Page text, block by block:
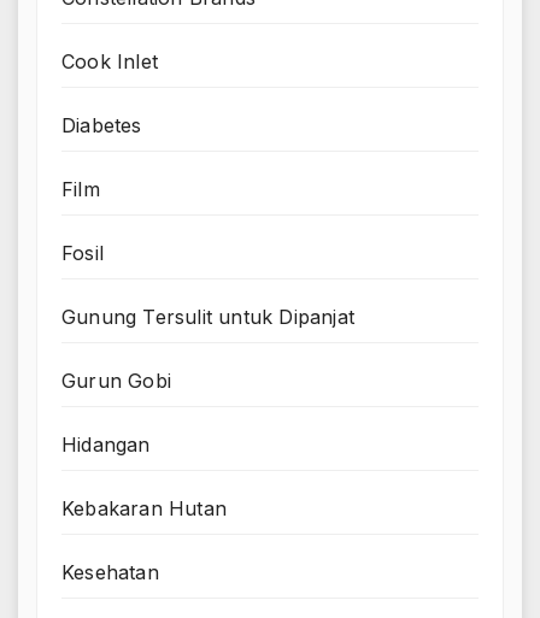
Cook Inlet
Diabetes
Film
Fosil
Gunung Tersulit untuk Dipanjat
Gurun Gobi
Hidangan
Kebakaran Hutan
Kesehatan